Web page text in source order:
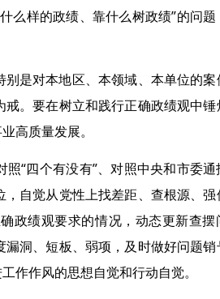
么样的政绩、靠什么树政绩”的问
是对本地区、本领域、本单位的案
。要在树立和践行正确政绩观中锤
高质量发展。
“四个有没有”、对照中央和市委通
自觉从党性上找差距、查根源、强
政绩观要求的情况，动态更新查摆
洞、短板、弱项，及时做好问题销
作作风的思想自觉和行动自觉。